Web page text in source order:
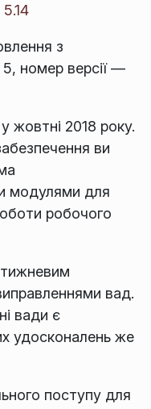
з
номер версії —
жовтні 2018 року.
ви
модулями для
робочого
вад.
вади є
удосконалень же
поступу для